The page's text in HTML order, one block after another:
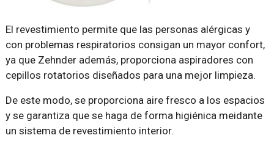
El revestimiento permite que las personas alérgicas y
con problemas respiratorios consigan un mayor confort,
ya que Zehnder además, proporciona aspiradores con
cepillos rotatorios diseñados para una mejor limpieza.
De este modo, se proporciona aire fresco a los espacios
y se garantiza que se haga de forma higiénica meidante
un sistema de revestimiento interior.